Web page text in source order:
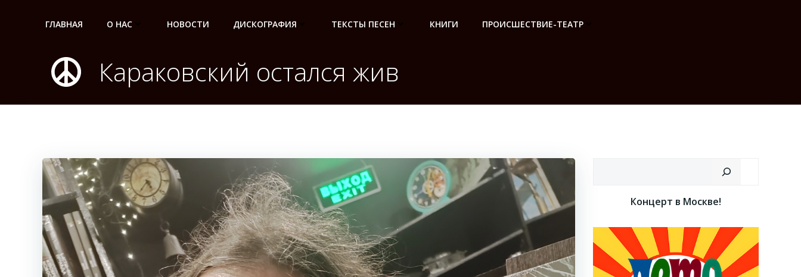
ГЛАВНАЯ О НАС НОВОСТИ ДИСКОГРАФИЯ ТЕКСТЫ ПЕСЕН КНИГИ ПРОИСШЕСТВИЕ-ТЕАТР
Караковский остался жив
Концерт в Москве!